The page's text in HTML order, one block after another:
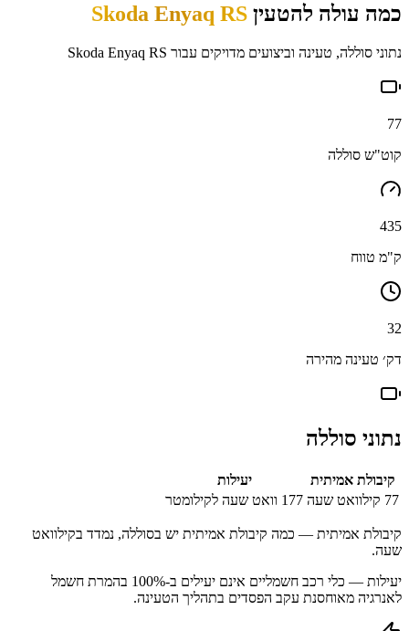
כמה עולה להטעין Skoda Enyaq RS
נתוני סוללה, טעינה וביצועים מדויקים עבור Skoda Enyaq RS
77
קוט"ש סוללה
435
ק"מ טווח
32
דק׳ טעינה מהירה
נתוני סוללה
קיבולת אמיתית
יעילות
77 קילוואט שעה 177 וואט שעה לקילומטר
קיבולת אמיתית — כמה קיבולת אמיתית יש בסוללה, נמדד בקילוואט
שעה.
יעילות — כלי רכב חשמליים אינם יעילים ב-100% בהמרת חשמל
לאנרגיה מאוחסנת עקב הפסדים בתהליך הטעינה.